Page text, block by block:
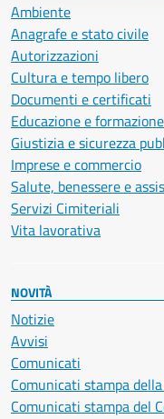
Ambiente
Anagrafe e stato civile
Autorizzazioni
Cultura e tempo libero
Documenti e certificati
Educazione e formazione
Giustizia e sicurezza
Imprese e commercio
Salute, benessere e
Servizi Cimiteriali
Vita lavorativa
NOVITÀ
Notizie
Avvisi
Comunicati
Comunicati stampa
Comunicati stampa del